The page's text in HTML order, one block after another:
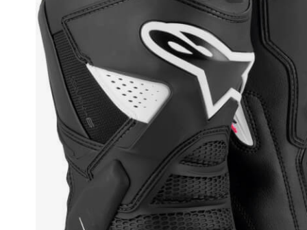
zonnevizier
Pilotenhelmen
Pinlock
helmen
motorhelmen
einde
van
de
afbeeldingen-
gallerij